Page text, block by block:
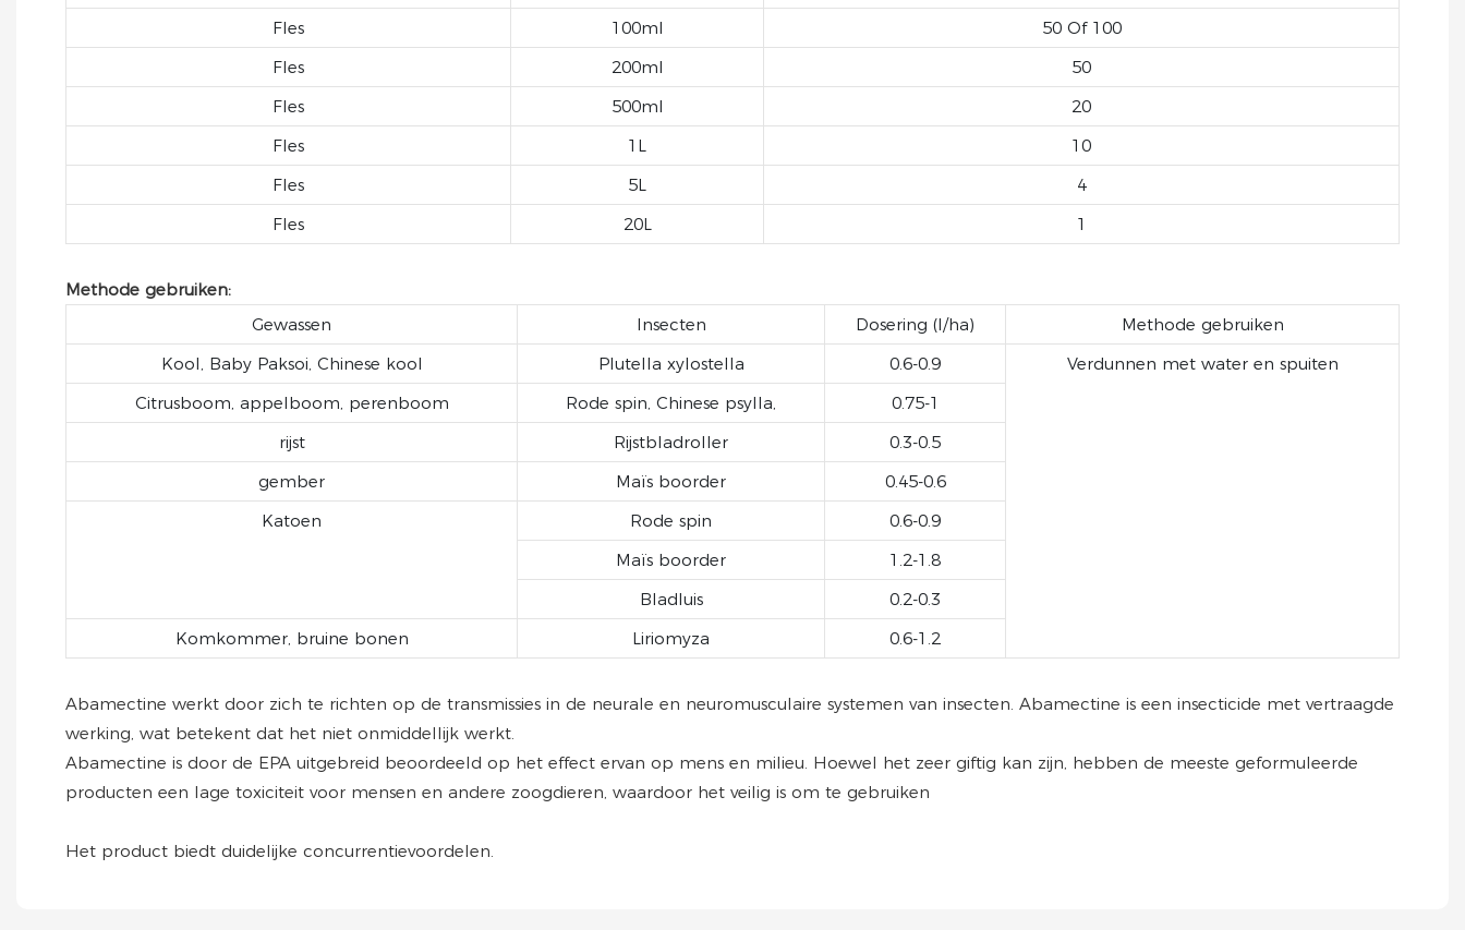
Fles
100ml
50 Of 100
Fles
200ml
50
Fles
500ml
20
Fles
1L
10
Fles
5L
4
Fles
20L 1
Methode gebruiken:
Gewassen
Insecten Dosering (l/ha)
Methode gebruiken
Kool, Baby Paksoi, Chinese kool
Plutella xylostella 0.6-0.9
Verdunnen met water en spuiten
Citrusboom, appelboom, perenboom
Rode spin, Chinese psylla,
0.75-1
rijst
Rijstbladroller
0.3-0.5
gember
Maïs boorder
0.45-0.6
Katoen
Rode spin
0.6-0.9
Maïs boorder
1.2-1.8
Bladluis
0.2-0.3
Komkommer, bruine bonen
Liriomyza 0.6-1.2
Abamectine werkt door zich te richten op de transmissies in de neurale en neuromusculaire systemen van insecten. Abamectine is een insecticide met vertraagde
werking, wat betekent dat het niet onmiddellijk werkt.
Abamectine is door de EPA uitgebreid beoordeeld op het effect ervan op mens en milieu. Hoewel het zeer giftig kan zijn, hebben de meeste geformuleerde
producten een lage toxiciteit voor mensen en andere zoogdieren, waardoor het veilig is om te gebruiken
Het product biedt duidelijke concurrentievoordelen.